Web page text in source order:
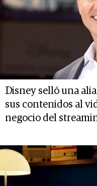
Disney selló una
sus contenidos al
negocio del